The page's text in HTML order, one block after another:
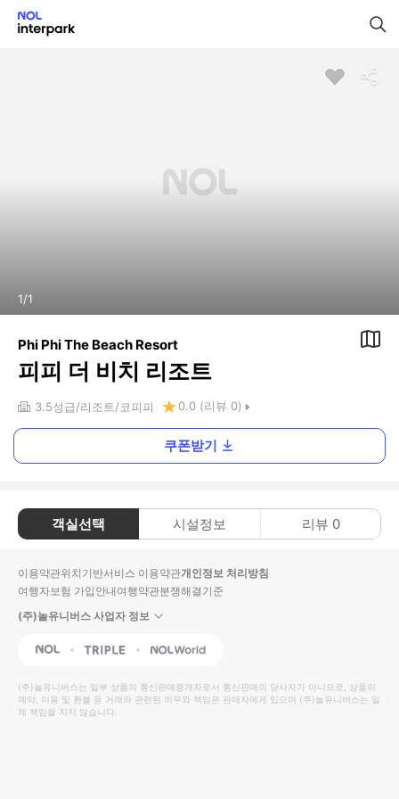
1/1
Phi Phi The Beach Resort
피피 더 비치 리조트
3.5성급 리조트 코피피 0.0 (리뷰 0)
쿠폰받기
객실선택 시설정보 리뷰 0
이용약관위치기반서비스 이용약관개인정보 처리방침
여행자보험 가입안내여행약관분쟁해결기준
(주)놀유니버스 사업자 정보
NOL Triple Interpark Global
(주)놀유니버스는 일부 상품의 통신판매중개자로서 통신판매의 당사자가 아니므로, 상품의
예약, 이용 및 환불 등 거래와 관련된 의무와 책임은 판매자에게 있으며 (주)놀유니버스는 일
체 책임을 지지 않습니다.